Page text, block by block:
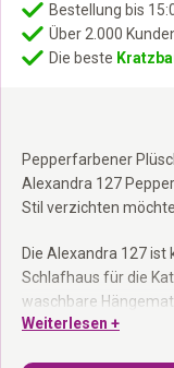
Pepperfarbener
Alexandra 127
Stil verzichten möchte.
Die Alexandra 127
Schlafhaus für die
waschbare
Loungekorb oben als
Weiterlesen +
Bestellung bis
Über 2.000
Die beste